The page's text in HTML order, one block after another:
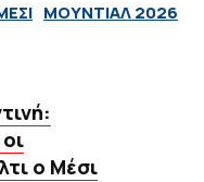
ΜΟΥΝΤΙΑΛ 2026
ο Μέσι